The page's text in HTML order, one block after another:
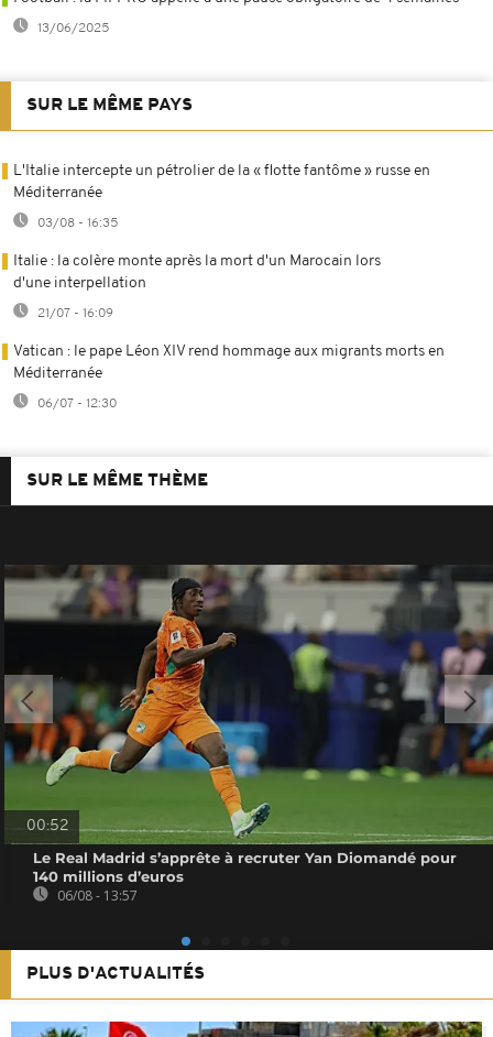
13/06/2025
SUR LE MÊME PAYS
L'Italie intercepte un pétrolier de la « flotte fantôme » russe en
Méditerranée
03/08 - 16:35
Italie : la colère monte après la mort d'un Marocain lors
d'une interpellation
21/07 - 16:09
Vatican : le pape Léon XIV rend hommage aux migrants morts en
Méditerranée
06/07 - 12:30
SUR LE MÊME THÈME
00:52
Le Real Madrid s’apprête à recruter Yan Diomandé pour
140 millions d’euros
06/08 - 13:57
PLUS D'ACTUALITÉS